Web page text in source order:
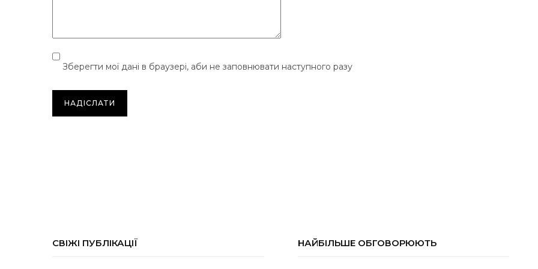
Зберегти мої дані в браузері, аби не заповнювати наступного разу
СВІЖІ ПУБЛІКАЦІЇ НАЙБІЛЬШЕ ОБГОВОРЮЮТЬ